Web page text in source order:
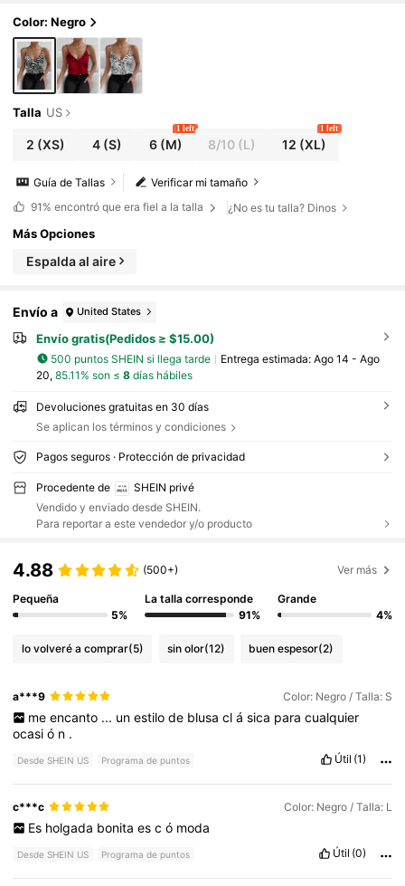
Color: Negro
Talla US
2 (XS) 4(S) 6(M)
1 left
8/10 (L) 12 (XL)
1 left
Verificar mi tamaño
Guía de Tallas
91% encontró que era fiel a la talla ¿No es tu talla? Dinos
Más Opciones
Espalda al aire
Envío a United States
Envío gratis(Pedidos ≥ $15.00)
500 puntos SHEIN si llega tarde Entrega estimada: Ago 14 - Ago
20, 85.11% son ≤ 8días hábiles
Devoluciones gratuitas en 30 días
Se aplican los términos y condiciones
Pagos seguros · Protección de privacidad
Procedente de
SHEIN privé
Vendido y enviado desde SHEIN.
Para reportar a este vendedor y/o producto
4.88 (500+) Ver más
Pequeña
5%
La talla corresponde
91%
Grande
4%
lo volveré a comprar(5) sin olor(12) buen espesor(2)
a***9 Color: Negro / Talla: S
me encanto ... un estilo de blusa cl á sica para cualquier
ocasió n .
Desde SHEIN US Programa de puntos Útil (1)
c***c Color: Negro / Talla: L
Es holgada bonita es c ó moda
Desde SHEIN US Programa de puntos Útil (0)